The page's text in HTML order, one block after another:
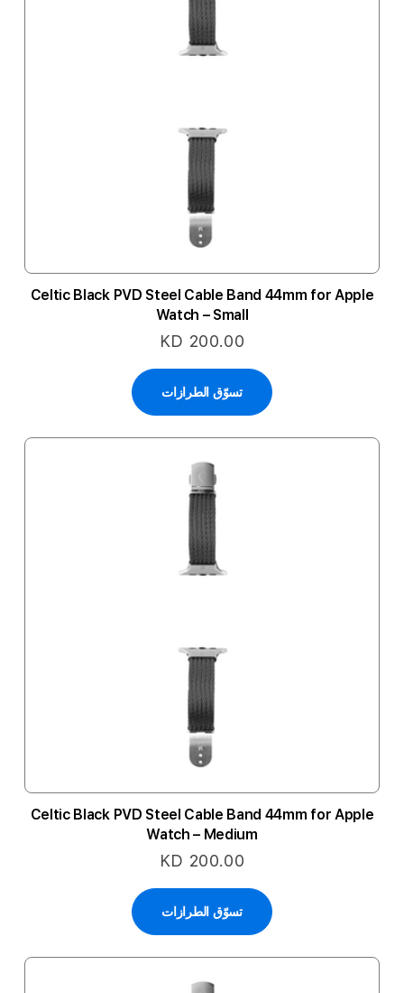
Celtic Black PVD Steel Cable Band 44mm for Apple
Watch – Small
KD 200.00
تسوّق الطرازات
Celtic Black PVD Steel Cable Band 44mm for Apple
Watch – Medium
KD 200.00
تسوّق الطرازات